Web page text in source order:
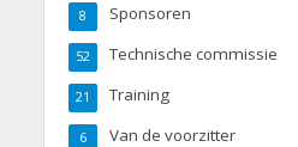
Sponsoren
8
Technische commissie
52
Training
21
Van de voorzitter
6